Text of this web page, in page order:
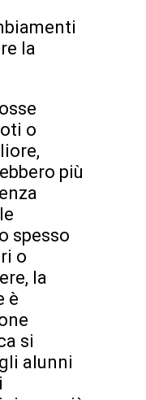
la
o
più
spesso
o
la
è
si
alunni